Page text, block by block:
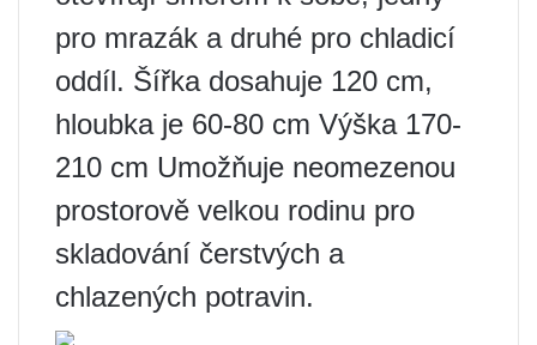
pro mrazák a druhé pro chladicí
oddíl. Šířka dosahuje 120 cm,
hloubka je 60-80 cm Výška 170-
210 cm Umožňuje neomezenou
prostorově velkou rodinu pro
skladování čerstvých a
chlazených potravin.